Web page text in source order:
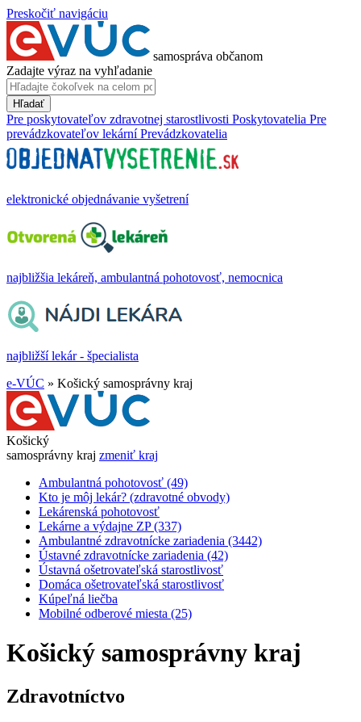
Preskočiť navigáciu
samospráva občanom
Zadajte výraz na vyhľadanie
Hľadať
Pre poskytovateľov zdravotnej starostlivosti Poskytovatelia Pre
prevádzkovateľov lekární Prevádzkovatelia
elektronické objednávanie vyšetrení
najbližšia lekáreň, ambulantná pohotovosť, nemocnica
najbližší lekár - špecialista
e-VÚC » Košický samosprávny kraj
Košický
samosprávny kraj zmeniť kraj
Ambulantná pohotovosť (49)
Kto je môj lekár? (zdravotné obvody)
Lekárenská pohotovosť
Lekárne a výdajne ZP (337)
Ambulantné zdravotnícke zariadenia (3442)
Ústavné zdravotnícke zariadenia (42)
Ústavná ošetrovateľská starostlivosť
Domáca ošetrovateľská starostlivosť
Kúpeľná liečba
Mobilné odberové miesta (25)
Košický samosprávny kraj
Zdravotníctvo